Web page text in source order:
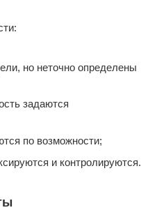
но неточно определены
задаются
по возможности;
и контролируются.